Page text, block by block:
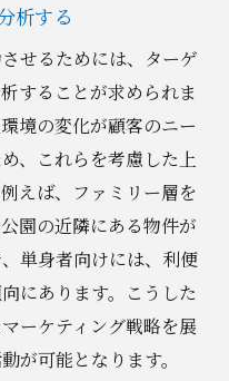
析する
せるためには、ターゲ
することが求められま
境の変化が顧客のニー
、これらを考慮した上
えば、ファミリー層を
園の近隣にある物件が
単身者向けには、利便
にあります。こうした
ーケティング戦略を展
が可能となります。